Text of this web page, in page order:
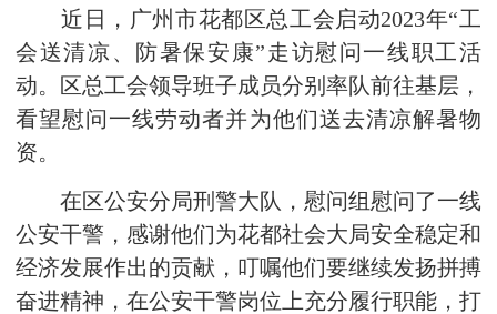
近日，广州市花都区总工会启动2023年“工
会送清凉、防暑保安康”走访慰问一线职工活
动。区总工会领导班子成员分别率队前往基层，
看望慰问一线劳动者并为他们送去清凉解暑物
资。
在区公安分局刑警大队，慰问组慰问了一线
公安干警，感谢他们为花都社会大局安全稳定和
经济发展作出的贡献，叮嘱他们要继续发扬拼搏
奋进精神，在公安干警岗位上充分履行职能，打